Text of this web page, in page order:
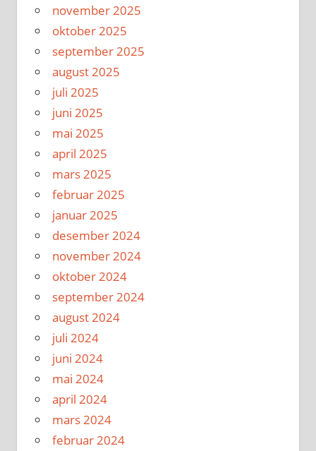
november 2025
oktober 2025
september 2025
august 2025
juli 2025
juni 2025
mai 2025
april 2025
mars 2025
februar 2025
januar 2025
desember 2024
november 2024
oktober 2024
september 2024
august 2024
juli 2024
juni 2024
mai 2024
april 2024
mars 2024
februar 2024